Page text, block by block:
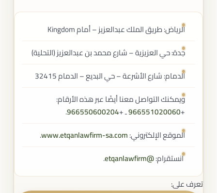
الرياض: طريق الملك عبدالعزيز – أمام Kingdom
جدة: حي العزيزية – شارع محمد بن عبدالعزيز (التحلية)
الدمام: شارع الأشرعة – حي البديع – الدمام 32415
ويمكنك التواصل معنا أيضًا عبر هذه الأرقام:
+
966551020060ـ +966550600204
.
الموقع الإلكتروني:www.etqanlawfirm-sa.com
.
انستقرام:@etqanlawfirm
.
تعرف على: